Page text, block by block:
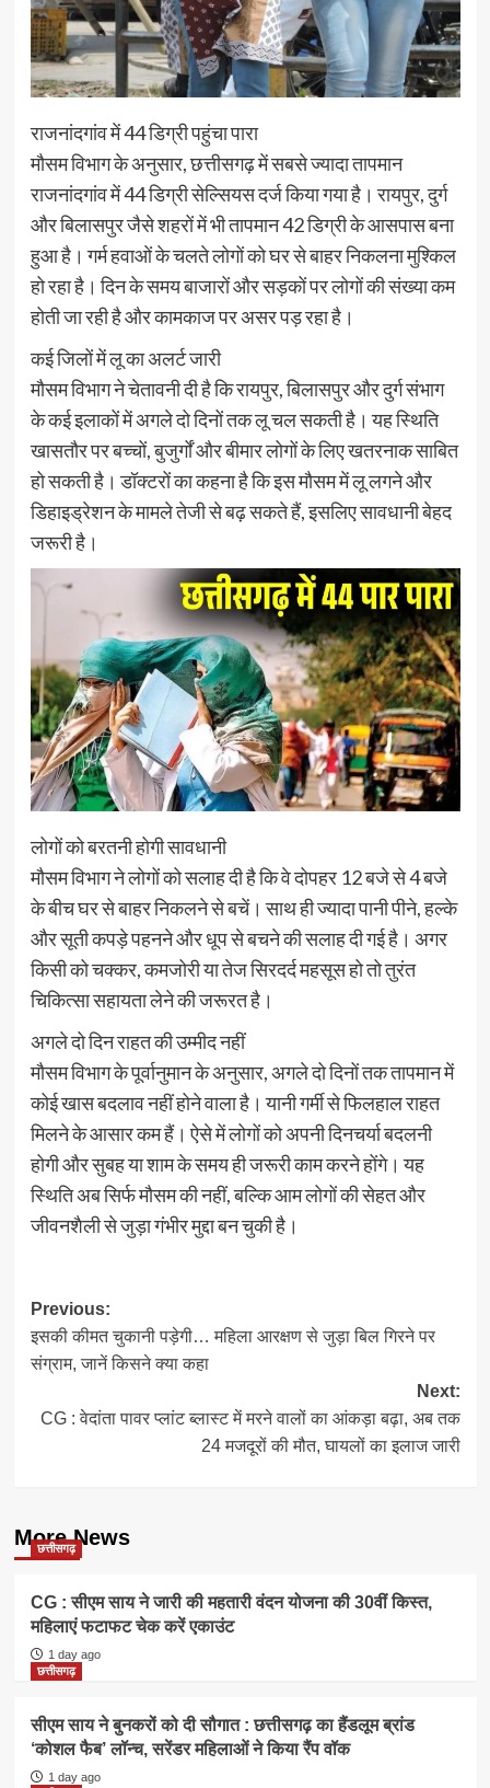
राजनांदगांव में 44 डिग्री पहुंचा पारा
मौसम विभाग के अनुसार, छत्तीसगढ़ में सबसे ज्यादा तापमान
राजनांदगांव में 44 डिग्री सेल्सियस दर्ज किया गया है। रायपुर, दुर्ग
और बिलासपुर जैसे शहरों में भी तापमान 42 डिग्री के आसपास बना
हुआ है। गर्म हवाओं के चलते लोगों को घर से बाहर निकलना मुश्किल
हो रहा है। दिन के समय बाजारों और सड़कों पर लोगों की संख्या कम
होती जा रही है और कामकाज पर असर पड़ रहा है।
कई जिलों में लू का अलर्ट जारी
मौसम विभाग ने चेतावनी दी है कि रायपुर, बिलासपुर और दुर्ग संभाग
के कई इलाकों में अगले दो दिनों तक लू चल सकती है। यह स्थिति
खासतौर पर बच्चों, बुजुर्गों और बीमार लोगों के लिए खतरनाक साबित
हो सकती है। डॉक्टरों का कहना है कि इस मौसम में लू लगने और
डिहाइड्रेशन के मामले तेजी से बढ़ सकते हैं, इसलिए सावधानी बेहद
जरूरी है।
लोगों को बरतनी होगी सावधानी
मौसम विभाग ने लोगों को सलाह दी है कि वे दोपहर 12 बजे से 4 बजे
के बीच घर से बाहर निकलने से बचें। साथ ही ज्यादा पानी पीने, हल्के
और सूती कपड़े पहनने और धूप से बचने की सलाह दी गई है। अगर
किसी को चक्कर, कमजोरी या तेज सिरदर्द महसूस हो तो तुरंत
चिकित्सा सहायता लेने की जरूरत है।
अगले दो दिन राहत की उम्मीद नहीं
मौसम विभाग के पूर्वानुमान के अनुसार, अगले दो दिनों तक तापमान में
कोई खास बदलाव नहीं होने वाला है। यानी गर्मी से फिलहाल राहत
मिलने के आसार कम हैं। ऐसे में लोगों को अपनी दिनचर्या बदलनी
होगी और सुबह या शाम के समय ही जरूरी काम करने होंगे। यह
स्थिति अब सिर्फ मौसम की नहीं, बल्कि आम लोगों की सेहत और
जीवनशैली से जुड़ा गंभीर मुद्दा बन चुकी है।
Post
navigation
Previous:
इसकी कीमत चुकानी पड़ेगी… महिला आरक्षण से जुड़ा बिल गिरने पर
संग्राम, जानें किसने क्या कहा
Next:
CG : वेदांता पावर प्लांट ब्लास्ट में मरने वालों का आंकड़ा बढ़ा, अब तक
24 मजदूरों की मौत, घायलों का इलाज जारी
More News
छत्तीसगढ़
CG : सीएम साय ने जारी की महतारी वंदन योजना की 30वीं किस्त,
महिलाएं फटाफट चेक करें एकाउंट
1 day ago
छत्तीसगढ़
सीएम साय ने बुनकरों को दी सौगात : छत्तीसगढ़ का हैंडलूम ब्रांड
‘कोशल फैब’ लॉन्च, सरेंडर महिलाओं ने किया रैंप वॉक
1 day ago